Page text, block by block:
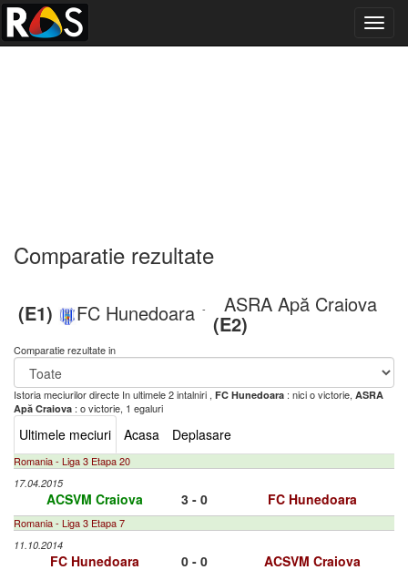
Comparatie rezultate
(E1) FC Hunedoara - ASRA Apă Craiova
(E2)
Comparatie rezultate in
Istoria meciurilor directe In ultimele 2 intalniri , FC Hunedoara : nici o victorie, ASRA
Apă Craiova : o victorie, 1 egaluri
Ultimele meciuri Acasa Deplasare
Romania - Liga 3 Etapa 20
17.04.2015
ACSVM Craiova 3 - 0 FC Hunedoara
Romania - Liga 3 Etapa 7
11.10.2014
FC Hunedoara 0 - 0 ACSVM Craiova